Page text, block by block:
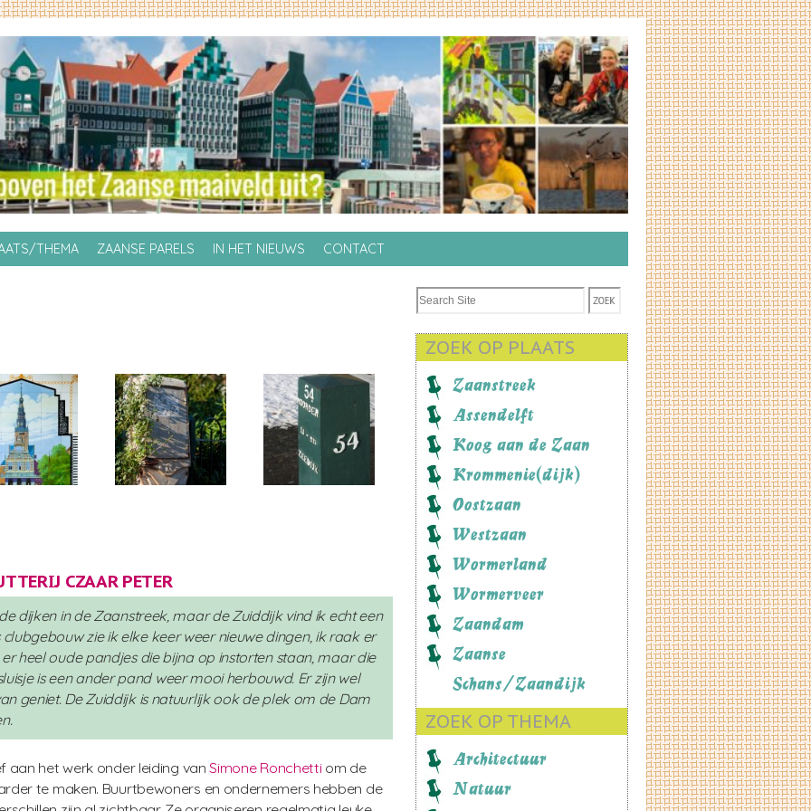
THEMA ZAANSE PARELS IN HET NIEUWS CONTACT
CZAAR PETER
dijken in de Zaanstreek, maar de Zuiddijk vind ik echt een
zie ik elke keer weer nieuwe dingen, ik raak er
heel oude pandjes die bijna op instorten staan, maar die
is een ander pand weer mooi herbouwd. Er zijn wel
geniet. De Zuiddijk is natuurlijk ook de plek om de Dam
aan het werk onder leiding vanSimone Ronchetti om de
te maken. Buurtbewoners en ondernemers hebben de
ZOEK OP PLAATS
Zaanstreek
Assendelft
Koog aan de Zaan
Krommenie(dijk)
Oostzaan
Westzaan
Wormerland
Wormerveer
Zaandam
Zaanse
Schans/Zaandijk
ZOEK OP THEMA
Architectuur
Natuur